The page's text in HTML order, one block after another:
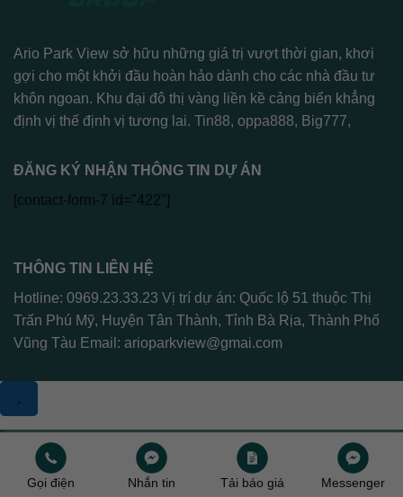
Ario Park View sở hữu những giá trị vượt thời gian, khơi
gợi cho một khởi đầu hoàn hảo dành cho các nhà đầu tư
khôn ngoan. Khu đại đô thị vàng liền kề cảng biển khẳng
định vị thế định vị tương lai. Tin88, oppa888, Big777,
ĐĂNG KÝ NHẬN THÔNG TIN DỰ ÁN
[contact-form-7 id="422"]
THÔNG TIN LIÊN HỆ
Hotline: 0969.23.33.23 Vị trí dự án: Quốc lộ 51 thuộc Thị
Trấn Phú Mỹ, Huyện Tân Thành, Tỉnh Bà Rịa, Thành Phố
Vũng Tàu Email: arioparkview@gmai.com
.
Copyright 2026 © Arioparkview
Gọi điện Nhắn tin Tải báo giá Messenger